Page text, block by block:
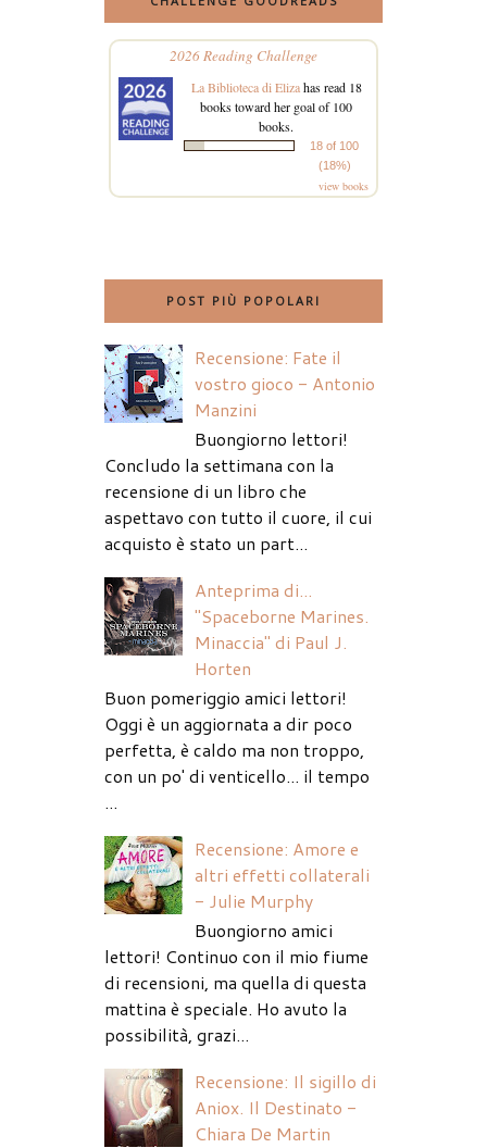
2026 Reading Challenge
La Biblioteca di Elizahas read 18
books toward her goal of 100
books.
18 of 100
(18%)
view books
POST PIÙ POPOLARI
Recensione: Fate il
vostro gioco - Antonio
Manzini
Buongiorno lettori!
Concludo la settimana con la
recensione di un libro che
aspettavo con tutto il cuore, il cui
acquisto è stato un part...
Anteprima di...
"Spaceborne Marines.
Minaccia" di Paul J.
Horten
Buon pomeriggio amici lettori!
Oggi è un aggiornata a dir poco
perfetta, è caldo ma non troppo,
con un po' di venticello... il tempo
...
Recensione: Amore e
altri effetti collaterali
- Julie Murphy
Buongiorno amici
lettori! Continuo con il mio fiume
di recensioni, ma quella di questa
mattina è speciale. Ho avuto la
possibilità, grazi...
Recensione: Il sigillo di
Aniox. Il Destinato -
Chiara De Martin